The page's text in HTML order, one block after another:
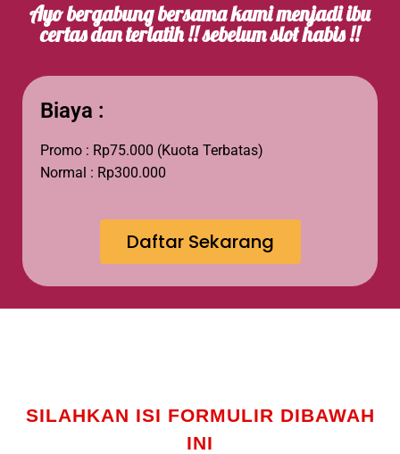
Ayo bergabung bersama kami menjadi ibu
certas dan terlatih !! sebelum slot habis !!
Biaya :
Promo : Rp75.000 (Kuota Terbatas)
Normal : Rp300.000
Daftar Sekarang
SILAHKAN ISI FORMULIR DIBAWAH
INI